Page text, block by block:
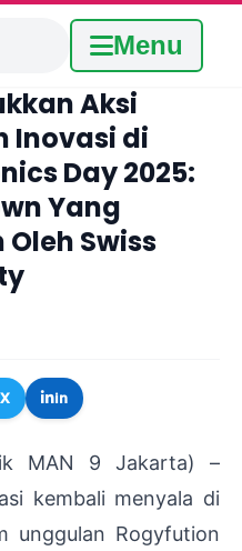
Menu
Aksi
Inovasi di
Day 2025:
Yang
Swiss
X in
MAN 9 Jakarta) –
kembali menyala di
unggulan Rogyfution